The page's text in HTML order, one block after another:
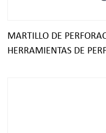
MARTILLO DE
HERRAMIENTAS DE